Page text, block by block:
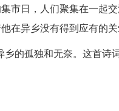
市日，人们聚集在一起
在异乡没有得到应有的
的孤独和无奈。这首诗